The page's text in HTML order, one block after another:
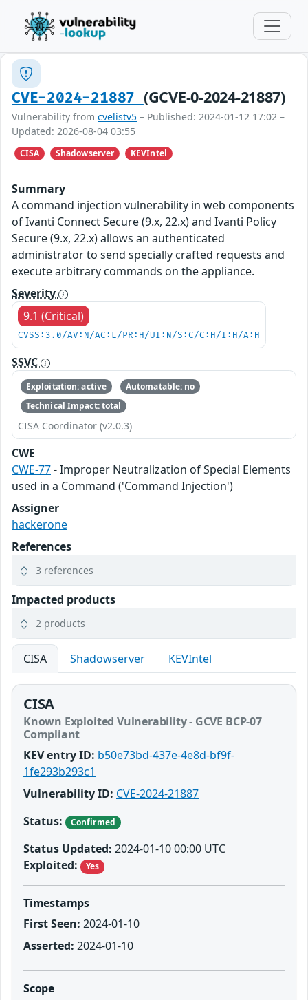
CVE-2024-21887 (GCVE-0-2024-21887)
Vulnerability from cvelistv5 – Published: 2024-01-12 17:02 –
Updated: 2026-08-04 03:55
CISA Shadowserver KEVIntel
Summary
A command injection vulnerability in web components
of Ivanti Connect Secure (9.x, 22.x) and Ivanti Policy
Secure (9.x, 22.x) allows an authenticated
administrator to send specially crafted requests and
execute arbitrary commands on the appliance.
Severity
9.1 (Critical)
CVSS:3.0/AV:N/AC:L/PR:H/UI:N/S:C/C:H/I:H/A:H
SSVC
Exploitation: active
Automatable: no
Technical Impact: total
CISA Coordinator (v2.0.3)
CWE
CWE-77- Improper Neutralization of Special Elements
used in a Command ('Command Injection')
Assigner
hackerone
References
3 references
Impacted products
2 products
CISA Shadowserver KEVIntel
CISA
Known Exploited Vulnerability - GCVE BCP-07
Compliant
KEV entry ID: b50e73bd-437e-4e8d-bf9f-
1fe293b293c1
Vulnerability ID: CVE-2024-21887
Status:
Confirmed
Status Updated: 2024-01-10 00:00 UTC
Exploited:
Yes
Timestamps
First Seen: 2024-01-10
Asserted: 2024-01-10
Scope